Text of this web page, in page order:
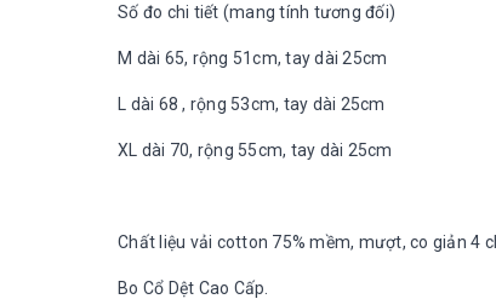
Số đo chi tiết (mang tính tương đối)
M dài 65, rộng 51cm, tay dài 25cm
L dài 68 , rộng 53cm, tay dài 25cm
XL dài 70, rộng 55cm, tay dài 25cm
Chất liệu vải cotton 75% mềm, mượt, co giản 4
Bo Cổ Dệt Cao Cấp.